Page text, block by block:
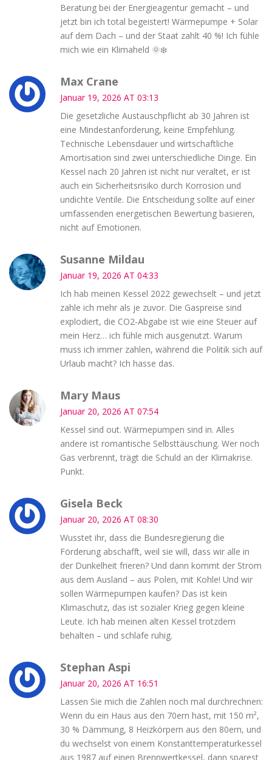
Beratung bei der Energieagentur gemacht – und
jetzt bin ich total begeistert! Wärmepumpe + Solar
auf dem Dach – und der Staat zahlt 40 %! Ich fühle
mich wie ein Klimaheld 🌞❄️
Max Crane
Januar 19, 2026 AT 03:13
Die gesetzliche Austauschpflicht ab 30 Jahren ist
eine Mindestanforderung, keine Empfehlung.
Technische Lebensdauer und wirtschaftliche
Amortisation sind zwei unterschiedliche Dinge. Ein
Kessel nach 20 Jahren ist nicht nur veraltet, er ist
auch ein Sicherheitsrisiko durch Korrosion und
undichte Ventile. Die Entscheidung sollte auf einer
umfassenden energetischen Bewertung basieren,
nicht auf Emotionen.
Susanne Mildau
Januar 19, 2026 AT 04:33
Ich hab meinen Kessel 2022 gewechselt – und jetzt
zahle ich mehr als je zuvor. Die Gaspreise sind
explodiert, die CO2-Abgabe ist wie eine Steuer auf
mein Herz… ich fühle mich ausgenutzt. Warum
muss ich immer zahlen, während die Politik sich auf
Urlaub macht? Ich hasse das.
Mary Maus
Januar 20, 2026 AT 07:54
Kessel sind out. Wärmepumpen sind in. Alles
andere ist romantische Selbsttäuschung. Wer noch
Gas verbrennt, trägt die Schuld an der Klimakrise.
Punkt.
Gisela Beck
Januar 20, 2026 AT 08:30
Wusstet ihr, dass die Bundesregierung die
Förderung abschafft, weil sie will, dass wir alle in
der Dunkelheit frieren? Und dann kommt der Strom
aus dem Ausland – aus Polen, mit Kohle! Und wir
sollen Wärmepumpen kaufen? Das ist kein
Klimaschutz, das ist sozialer Krieg gegen kleine
Leute. Ich hab meinen alten Kessel trotzdem
behalten – und schlafe ruhig.
Stephan Aspi
Januar 20, 2026 AT 16:51
Lassen Sie mich die Zahlen noch mal durchrechnen:
Wenn du ein Haus aus den 70ern hast, mit 150 m²,
30 % Dämmung, 8 Heizkörpern aus den 80ern, und
du wechselst von einem Konstanttemperaturkessel
aus 1987 auf einen Brennwertkessel, dann sparest